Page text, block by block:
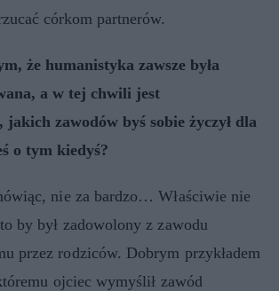
córkom partnerów.
że humanistyka zawsze była
a w tej chwili jest
jakich zawodów byś sobie życzył dla
o tym kiedyś?
nie za bardzo… Właściwie nie
by był zadowolony z zawodu
przez rodziców. Dobrym przykładem
ojciec wymyślił zawód